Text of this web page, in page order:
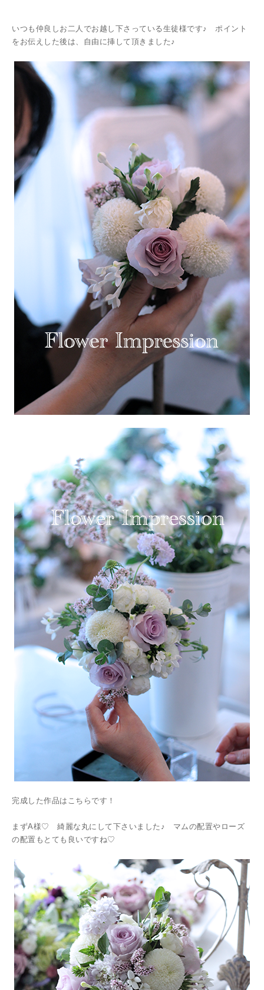
いつも仲良しお二人でお越し下さっている生徒様です♪ ポイント
をお伝えした後は、自由に挿して頂きました♪
完成した作品はこちらです！
まずA様♡ 綺麗な丸にして下さいました♪ マムの配置やローズ
の配置もとても良いですね♡